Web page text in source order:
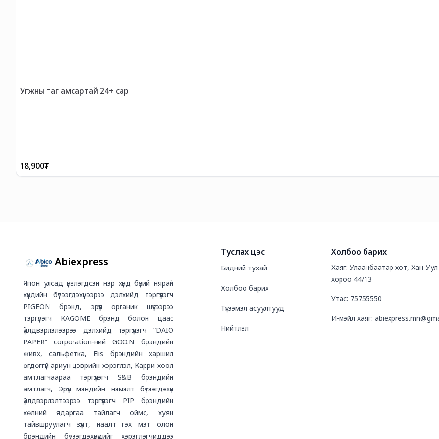
Угжны таг амсартай 24+ сар
18,900₮
Abiexpress
Япон улсад үнэлэгдсэн нэр хүнд бүхий нярай
хүүхдийн бүтээгдэхүүнээрээ дэлхийд тэргүүлэгч
PIGEON брэнд, эрүүл органик шүүсээрээ
тэргүүлэгч KAGOME брэнд болон цаас
үйлдвэрлэлээрээ дэлхийд тэргүүлэгч “DAIO
PAPER” corporation-ний GOO.N брэндийн
живх, сальфетка, Elis брэндийн харшил
өгдөггүй ариун цэврийн хэрэглэл, Карри хоол
амтлагчаараа тэргүүлэгч S&B брэндийн
амтлагч, Эрүүл мэндийн нэмэлт бүтээгдэхүүн
үйлдвэрлэлтээрээ тэргүүлэгч PIP брэндийн
хөлний ядаргаа тайлагч оймс, хуян
тайвшруулагч зүүлт, наалт гэх мэт олон
брэндийн бүтээгдэхүүнүүдийг хэрэглэгчиддээ
Туслах цэс
Бидний тухай
Холбоо барих
Түгээмэл асуултууд
Нийтлэл
Холбоо барих
Хаяг: Улаанбаатар хот, Хан-Уул
хороо 44/13
Утас: 75755550
И-мэйл хаяг: